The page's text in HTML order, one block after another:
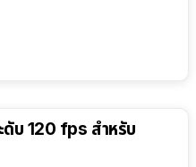
ดับ 120 fps สำหรับ